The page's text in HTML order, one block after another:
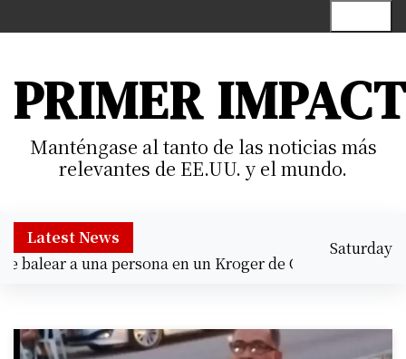
k
PRIMER
Manténgase al tanto de las noticias más
relevantes de EE.UU. y el mundo.
Latest News
a una persona en un Kroger de Cypress |
Prisión
Saturday